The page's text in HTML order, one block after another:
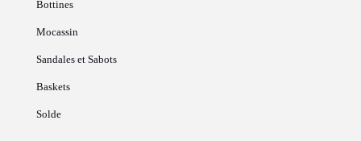
Bottines
Mocassin
Sandales et Sabots
Baskets
Solde